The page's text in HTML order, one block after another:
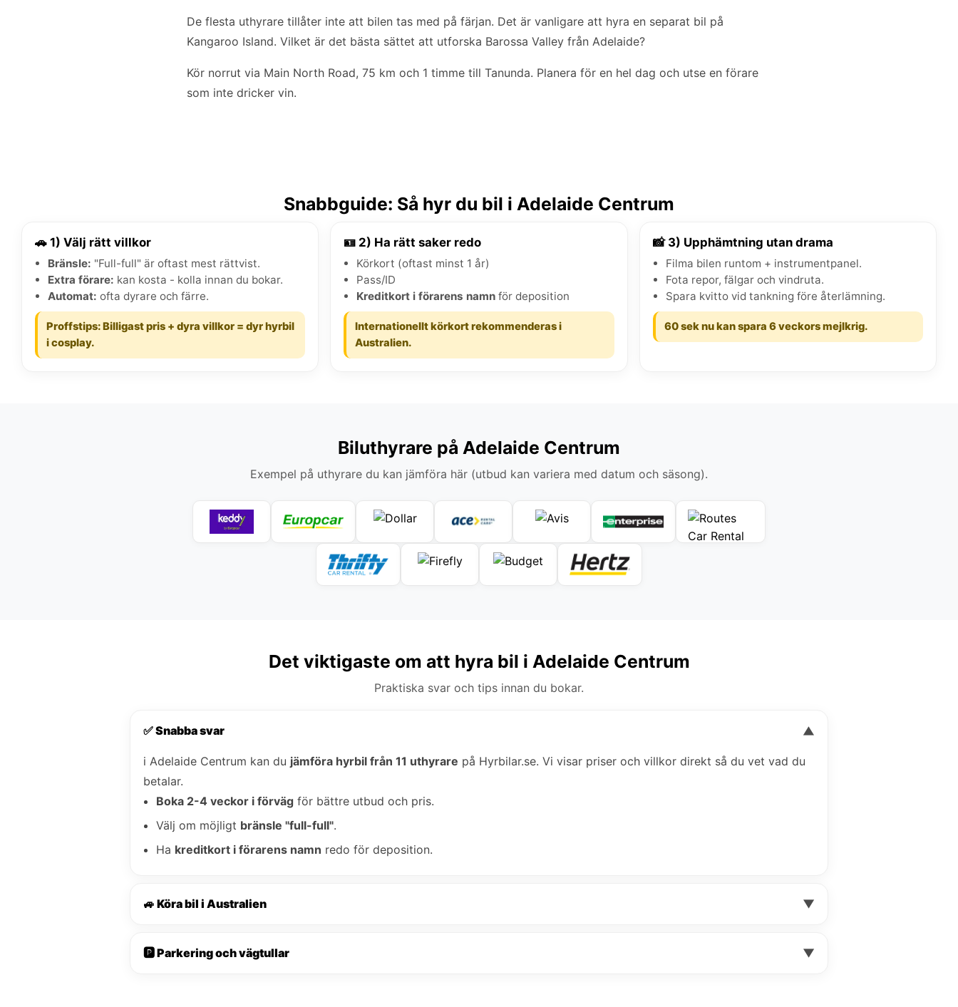
De flesta uthyrare tillåter inte att bilen tas med på färjan. Det är vanligare att hyra en separat bil på
Kangaroo Island. Vilket är det bästa sättet att utforska Barossa Valley från Adelaide?
Kör norrut via Main North Road, 75 km och 1 timme till Tanunda. Planera för en hel dag och utse en förare
som inte dricker vin.
Snabbguide: Så hyr du bil i Adelaide Centrum
🚗 1) Välj rätt villkor
Bränsle: "Full-full" är oftast mest rättvist.
Extra förare: kan kosta - kolla innan du bokar.
Automat: ofta dyrare och färre.
Proffstips: Billigast pris + dyra villkor = dyr hyrbil
i cosplay.
🪪 2) Ha rätt saker redo
Körkort (oftast minst 1 år)
Pass/ID
Kreditkort i förarens namn för deposition
Internationellt körkort rekommenderas i
Australien.
📸 3) Upphämtning utan drama
Filma bilen runtom + instrumentpanel.
Fota repor, fälgar och vindruta.
Spara kvitto vid tankning före återlämning.
60 sek nu kan spara 6 veckors mejlkrig.
Biluthyrare på Adelaide Centrum
Exempel på uthyrare du kan jämföra här (utbud kan variera med datum och säsong).
Det viktigaste om att hyra bil i Adelaide Centrum
Praktiska svar och tips innan du bokar.
✅ Snabba svar ▼
i Adelaide Centrum kan du jämföra hyrbil från 11 uthyrare på Hyrbilar.se. Vi visar priser och villkor direkt så du vet vad du
betalar.
Boka 2-4 veckor i förväg för bättre utbud och pris.
Välj om möjligt bränsle "full-full".
Ha kreditkort i förarens namn redo för deposition.
🚙 Köra bil i Australien ▼
🅿️ Parkering och vägtullar ▼